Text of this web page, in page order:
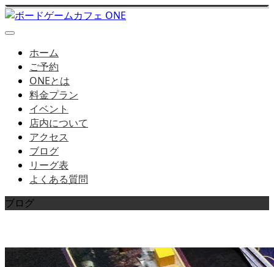
ホーム
ご予約
ONEとは
料金プラン
イベント
店内について
アクセス
ブログ
リーグ表
よくある質問
ブログ